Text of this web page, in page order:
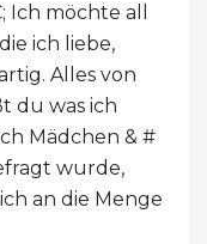
Ich möchte all
ich liebe,
Alles von
du was ich
Mädchen & #
wurde,
an die Menge